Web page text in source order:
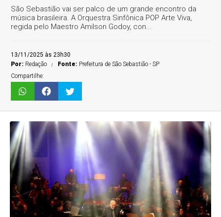
São Sebastião vai ser palco de um grande encontro da
música brasileira. A Orquestra Sinfônica POP Arte Viva,
regida pelo Maestro Amilson Godoy, con...
13/11/2025 às 23h30
Por: Redação Fonte: Prefeitura de São Sebastião - SP
Compartilhe: